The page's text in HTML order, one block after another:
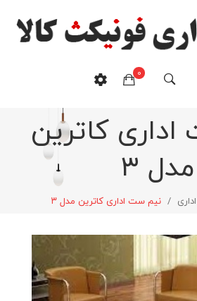
0
هیچ محصولی در سبدخرید نیست.
کاترین
مدل ۳
/ نیم ست اداری کاترین مدل ۳